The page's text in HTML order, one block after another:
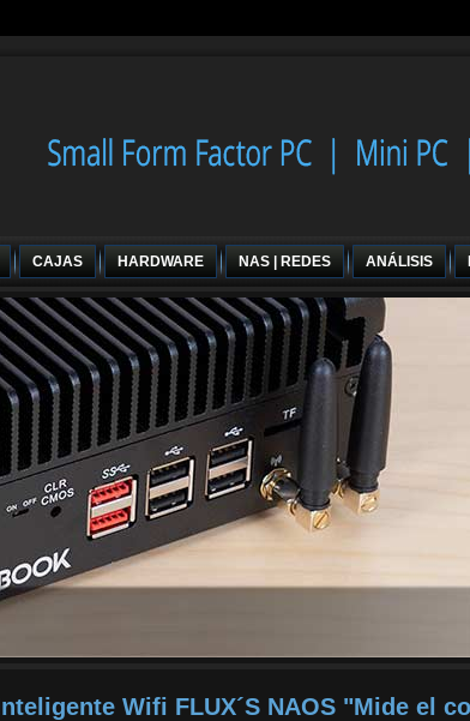
CAJAS HARDWARE NAS | REDES ANÁLISIS
Wifi FLUX´S NAOS "Mide el